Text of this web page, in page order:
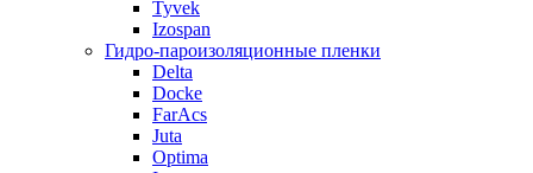
Tyvek
Izospan
Гидро-пароизоляционные пленки
Delta
Docke
FarAcs
Juta
Optima